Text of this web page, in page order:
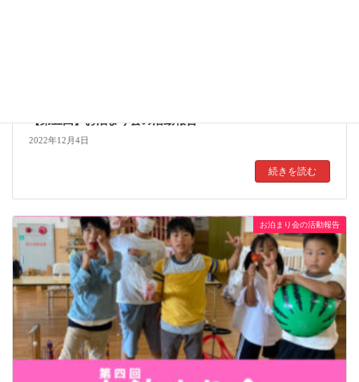
【第五回】お泊まり会の活動報告
2022年12月4日
続きを読む
お泊まり会の活動報告